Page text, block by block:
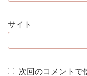
サイト
次回のコメントで